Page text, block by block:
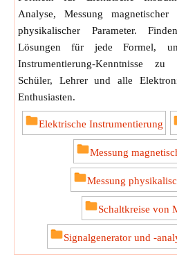
Analyse, Messung magnetischer
physikalischer Parameter.
Lösungen für jede Formel,
Instrumentierung-Kenntnisse
Schüler, Lehrer und alle
Enthusiasten.
Elektrische Instrumentierung
Messung
Messung
Schaltkreise von
Signalgenerator und -